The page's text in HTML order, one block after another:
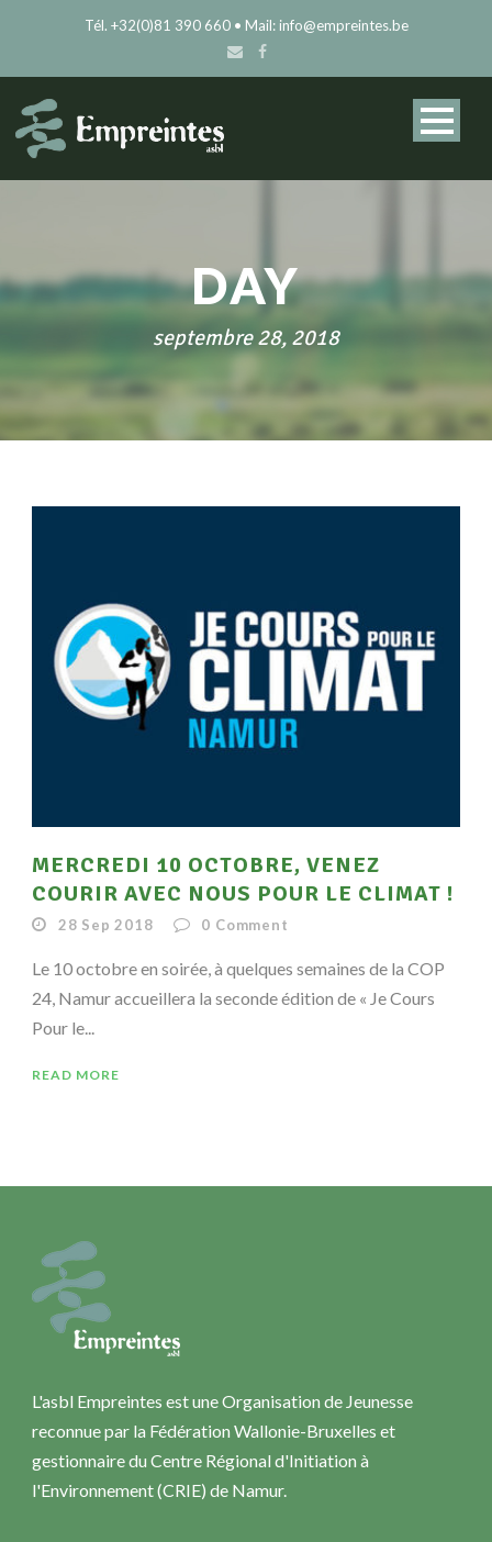
Tél. +32(0)81 390 660 • Mail: info@empreintes.be
DAY
septembre 28, 2018
MERCREDI 10 OCTOBRE, VENEZ
COURIR AVEC NOUS POUR LE CLIMAT !
28 Sep 2018 0 Comment
Le 10 octobre en soirée, à quelques semaines de la COP
24, Namur accueillera la seconde édition de « Je Cours
Pour le...
READ MORE
L'asbl Empreintes est une Organisation de Jeunesse
reconnue par la Fédération Wallonie-Bruxelles et
gestionnaire du Centre Régional d'Initiation à
l'Environnement (CRIE) de Namur.